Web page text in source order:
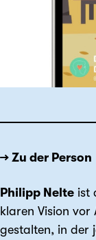
→ Zu der Person
Philipp Nelte ist
klaren Vision vor
gestalten, in der